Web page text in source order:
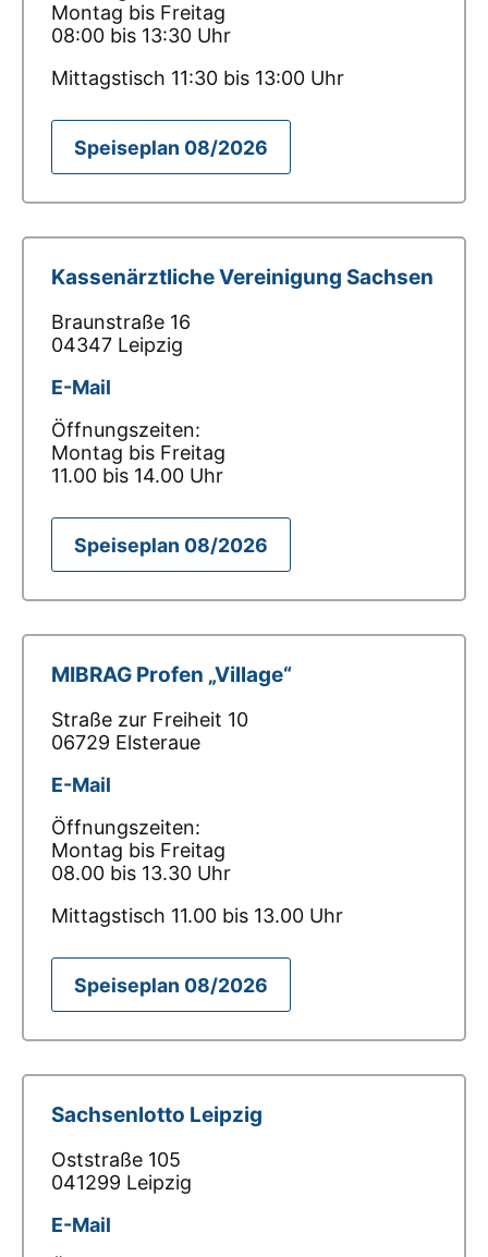
Montag bis Freitag
08:00 bis 13:30 Uhr
Mittagstisch 11:30 bis 13:00 Uhr
Speiseplan 08/2026
Kassenärztliche Vereinigung Sachsen
Braunstraße 16
04347 Leipzig
E-Mail
Öffnungszeiten:
Montag bis Freitag
11.00 bis 14.00 Uhr
Speiseplan 08/2026
MIBRAG Profen „Village“
Straße zur Freiheit 10
06729 Elsteraue
E-Mail
Öffnungszeiten:
Montag bis Freitag
08.00 bis 13.30 Uhr
Mittagstisch 11.00 bis 13.00 Uhr
Speiseplan 08/2026
Sachsenlotto Leipzig
Oststraße 105
041299 Leipzig
E-Mail